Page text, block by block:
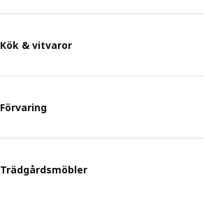
Kök & vitvaror
Förvaring
Trädgårdsmöbler